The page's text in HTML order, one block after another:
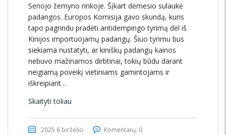
Senojo žemyno rinkoje. Šįkart dėmesio sulaukė
padangos. Europos Komisija gavo skundą, kuris
tapo pagrindu pradėti antidempingo tyrimą dėl iš
Kinijos importuojamų padangų. Šiuo tyrimu bus
siekiama nustatyti, ar kiniškų padangų kainos
nebuvo mažinamos dirbtinai, tokių būdu darant
neigiamą poveikį vietiniams gamintojams ir
iškreipiant…
Skaityti toliau
2025 6 birželio Komentarų: 0